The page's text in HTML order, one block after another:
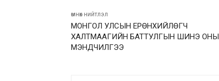
өмнөх нийтлэл
МОНГОЛ УЛСЫН ЕРӨНХИЙЛӨГЧ
ХАЛТМААГИЙН БАТТУЛГЫН ШИНЭ ОНЫ
МЭНДЧИЛГЭЭ